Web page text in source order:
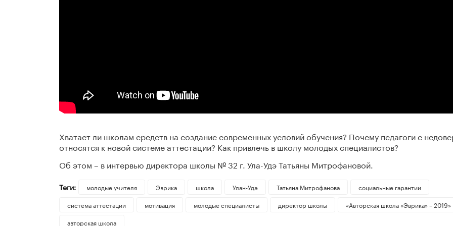
Хватает ли школам средств на создание современных условий обучения? Почему педагоги с
относятся к новой системе аттестации? Как привлечь в школу молодых специалистов?
Об этом – в интервью директора школы № 32 г. Ула-Удэ Татьяны Митрофановой.
Теги: молодые учителя Эврика школа Улан-Удэ Татьяна Митрофанова
социальные гарантии
система аттестации
мотивация молодые специалисты директор школы
«Авторская школа «Эврика» – 2019»
авторская школа